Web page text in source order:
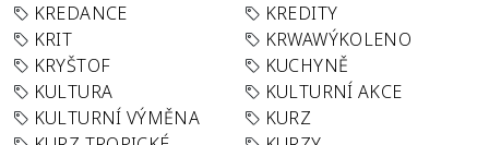
KREDANCE
KREDITY
KRIT
KRWAWÝKOLENO
KRYŠTOF
KUCHYNĚ
KULTURA
KULTURNÍ AKCE
KULTURNÍ VÝMĚNA
KURZ